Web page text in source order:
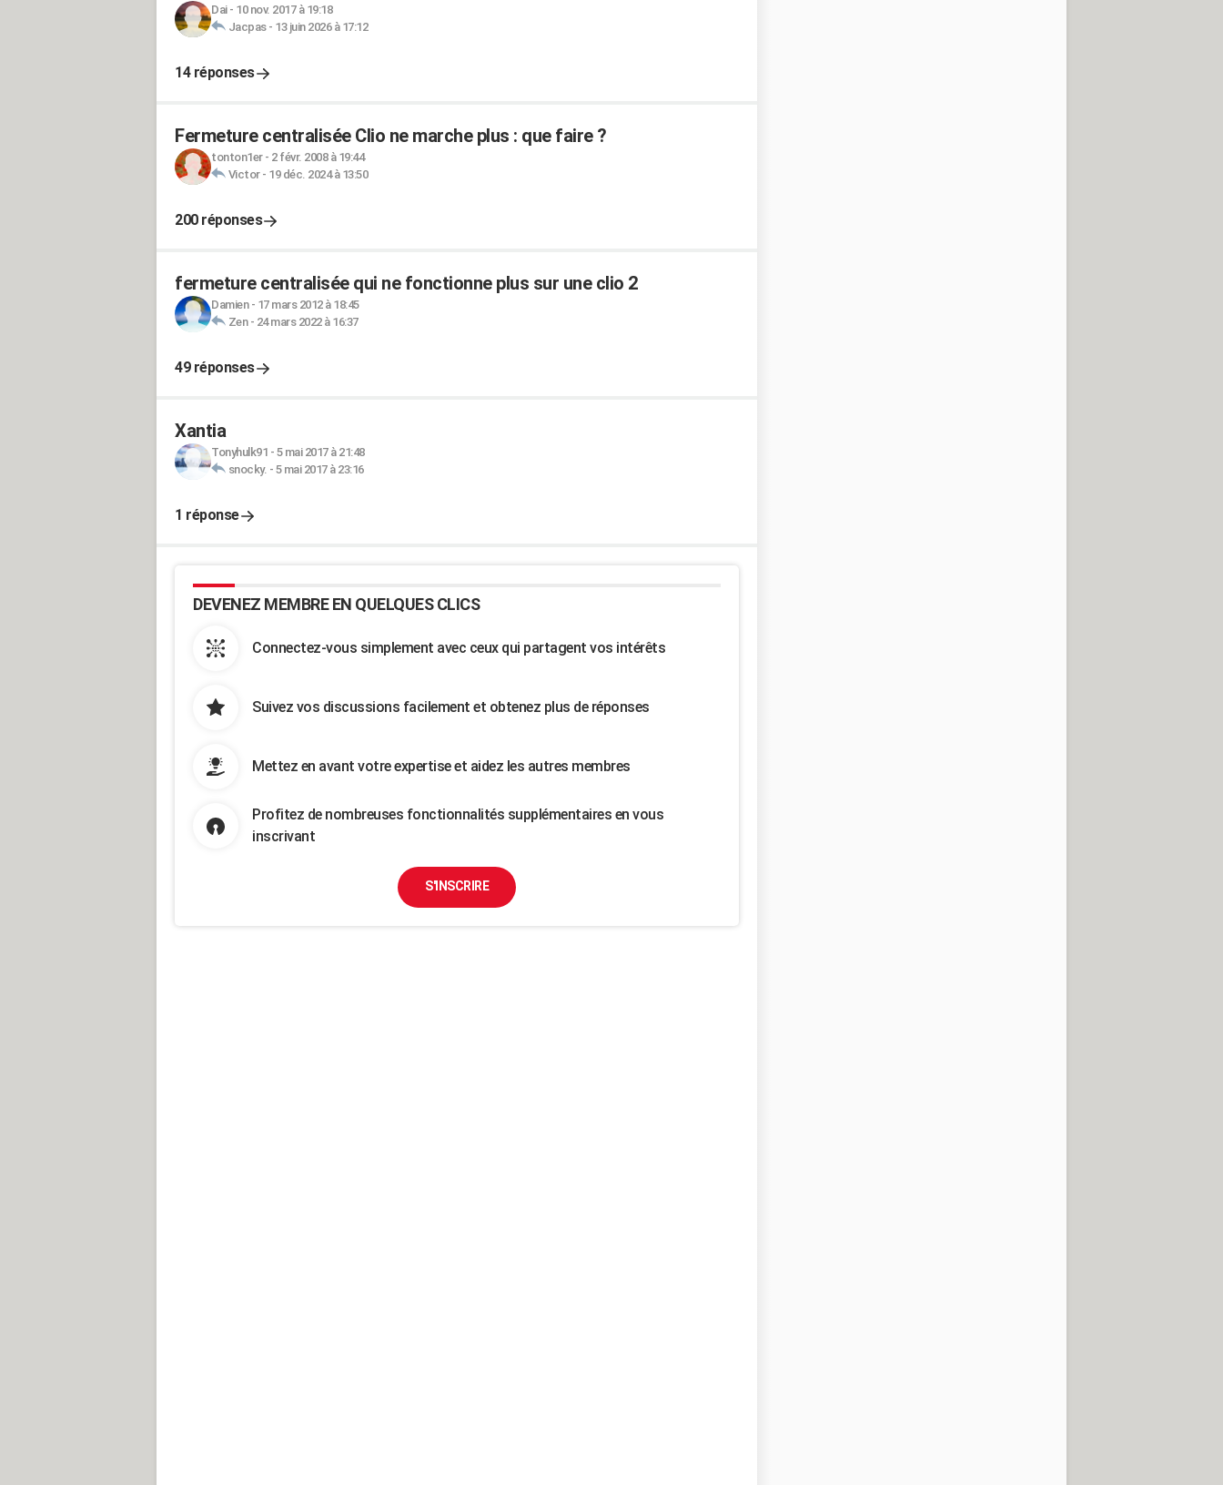
Dai- 10 nov. 2017 à 19:18
Jacpas- 13 juin 2026 à 17:12
14 réponses
Fermeture centralisée Clio ne marche plus : que faire ?
tonton1er- 2 févr. 2008 à 19:44
Victor- 19 déc. 2024 à 13:50
200 réponses
fermeture centralisée qui ne fonctionne plus sur une clio 2
Damien- 17 mars 2012 à 18:45
Zen- 24 mars 2022 à 16:37
49 réponses
Xantia
Tonyhulk91 - 5 mai 2017 à 21:48
snocky. - 5 mai 2017 à 23:16
1 réponse
DEVENEZ MEMBRE EN QUELQUES CLICS
Connectez-vous simplement avec ceux qui partagent vos intérêts
Suivez vos discussions facilement et obtenez plus de réponses
Mettez en avant votre expertise et aidez les autres membres
Profitez de nombreuses fonctionnalités supplémentaires en vous
inscrivant
S'INSCRIRE